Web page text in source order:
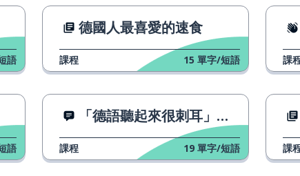
語
德國人最喜愛的速食
課程 15 單字/短語 課
語
「德語聽起來很刺耳」是真的嗎？
課程 19 單字/短語 課